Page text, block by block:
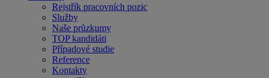
Rejstřík pracovních pozic
Služby
Naše průzkumy
TOP kandidáti
Případové studie
Reference
Kontakty